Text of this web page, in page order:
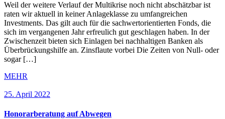
Weil der weitere Verlauf der Multikrise noch nicht abschätzbar ist
raten wir aktuell in keiner Anlageklasse zu umfangreichen
Investments. Das gilt auch für die sachwertorientierten Fonds, die
sich im vergangenen Jahr erfreulich gut geschlagen haben. In der
Zwischenzeit bieten sich Einlagen bei nachhaltigen Banken als
Überbrückungshilfe an. Zinsflaute vorbei Die Zeiten von Null- oder
sogar […]
MEHR
25. April 2022
Honorarberatung auf Abwegen